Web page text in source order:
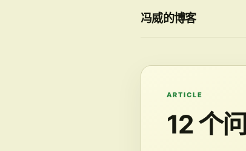
冯威的博客
ARTICLE
12 个